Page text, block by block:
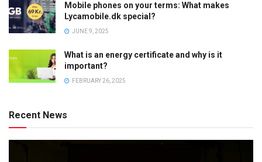
Mobile phones on your terms: What makes
Lycamobile.dk special?
JUNE 9, 2025
What is an energy certificate and why is it
important?
FEBRUARY 26, 2025
Recent News